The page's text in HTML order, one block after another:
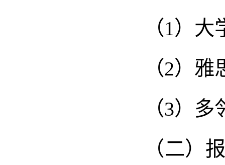
（1）
（2）
（3）
（二）